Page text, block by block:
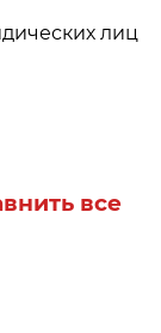
лиц
все